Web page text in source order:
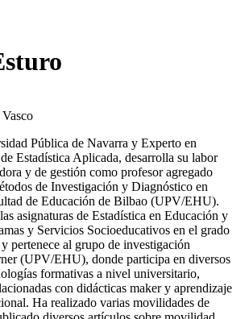
Pública de Navarra y Experto en
Estadística Aplicada, desarrolla su labor
y de gestión como profesor agregado
de Investigación y Diagnóstico en
de Educación de Bilbao (UPV/EHU).
asignaturas de Estadística en Educación y
y Servicios Socioeducativos en el grado
pertenece al grupo de investigación
(UPV/EHU), donde participa en diversos
formativas a nivel universitario,
con didácticas maker y aprendizaje
Ha realizado varias movilidades de